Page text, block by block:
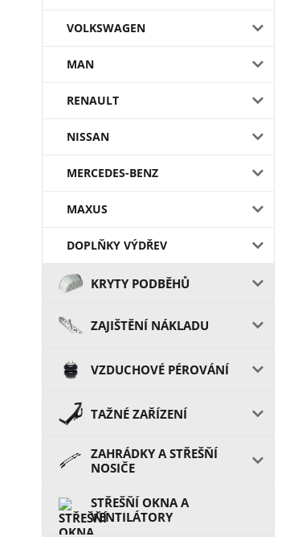
VOLKSWAGEN
MAN
RENAULT
NISSAN
MERCEDES-BENZ
MAXUS
DOPLŇKY VÝDŘEV
KRYTY PODBĚHŮ
ZAJIŠTĚNÍ NÁKLADU
VZDUCHOVÉ PÉROVÁNÍ
TAŽNÉ ZAŘÍZENÍ
ZAHRÁDKY A STŘEŠŇÍ
NOSIČE
STŘEŠŇÍ OKNA A
VENTILÁTORY